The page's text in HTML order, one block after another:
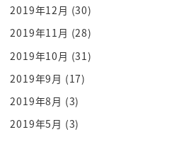
髪も取りましょうで髪も合わせ
時間膨れるんじゃないですかも
じゃないんじゃないですか違う
動物は
仮眠お昼に摂ることでものすご
パフォーマンスが上がるように
2019年12月 (30)
2019年11月 (28)
2019年10月 (31)
2019年9月 (17)
2019年8月 (3)
2019年5月 (3)